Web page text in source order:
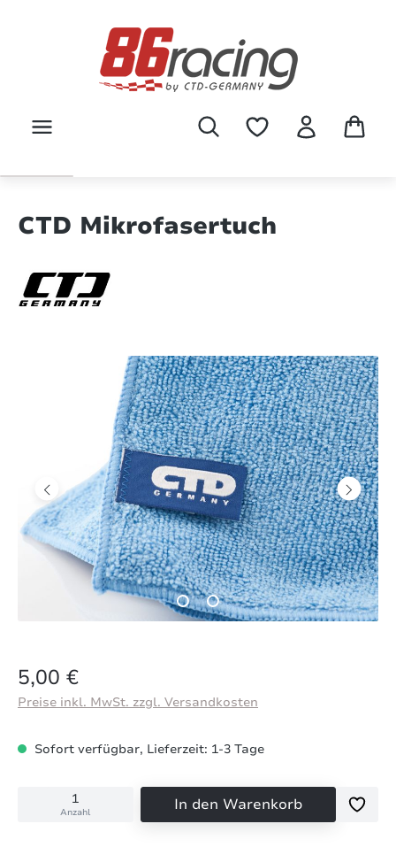
CTD Mikrofasertuch
Bildergalerie überspringen
Regulärer Preis:
5,00 €
Preise inkl. MwSt. zzgl. Versandkosten
Sofort verfügbar, Lieferzeit: 1-3 Tage
Anzahl In den Warenkorb